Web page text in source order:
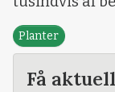
Planter
Få